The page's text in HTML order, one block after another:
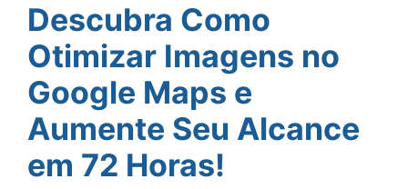
Descubra Como
Otimizar Imagens no
Google Maps e
Aumente Seu Alcance
em 72 Horas!